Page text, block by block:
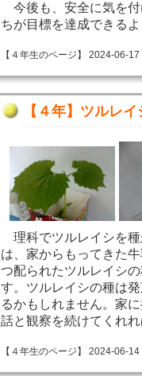
今後も、安全に気を付
ちが目標を達成できる
【４年生のページ】 2024-06-
【４年】ツルレ
理科でツルレイシを
は、家からもってきた
つ配られたツルレイシ
す。ツルレイシの種は
るかもしれません。家
話と観察を続けてくれ
【４年生のページ】 2024-06-